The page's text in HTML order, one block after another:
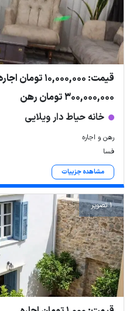
قیمت: 10,000,000 تومان اجاره
300,000,000 تومان رهن
خانه حیاط دار ویلایی
رهن و اجاره
فسا
مشاهده جزییات
1 تصویر